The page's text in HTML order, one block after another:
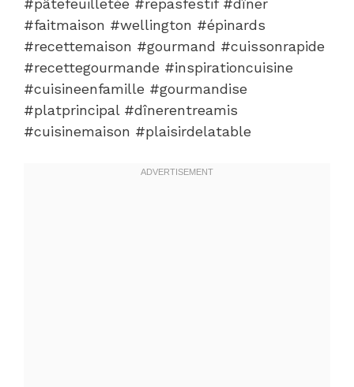
#pâtefeuilletée #repasfestif #dîner
#faitmaison #wellington #épinards
#recettemaison #gourmand #cuissonrapide
#recettegourmande #inspirationcuisine
#cuisineenfamille #gourmandise
#platprincipal #dînerentreamis
#cuisinemaison #plaisirdelatable